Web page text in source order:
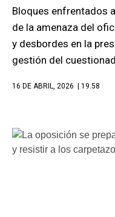
Bloques enfrentados
de la amenaza del
y desbordes en la
gestión del
16 DE ABRIL, 2026 | 19.58